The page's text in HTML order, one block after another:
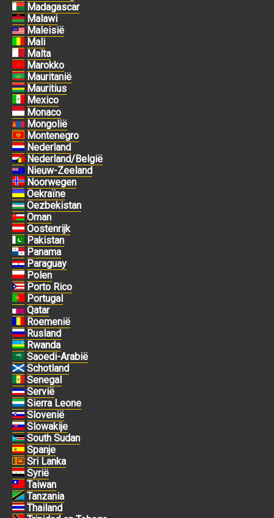
Madagascar
Malawi
Maleisië
Mali
Malta
Marokko
Mauritanië
Mauritius
Mexico
Monaco
Mongolië
Montenegro
Nederland
Nederland/België
Nieuw-Zeeland
Noorwegen
Oekraïne
Oezbekistan
Oman
Oostenrijk
Pakistan
Panama
Paraguay
Polen
Porto Rico
Portugal
Qatar
Roemenië
Rusland
Rwanda
Saoedi-Arabië
Schotland
Senegal
Servië
Sierra Leone
Slovenië
Slowakije
South Sudan
Spanje
Sri Lanka
Syrië
Taiwan
Tanzania
Thailand